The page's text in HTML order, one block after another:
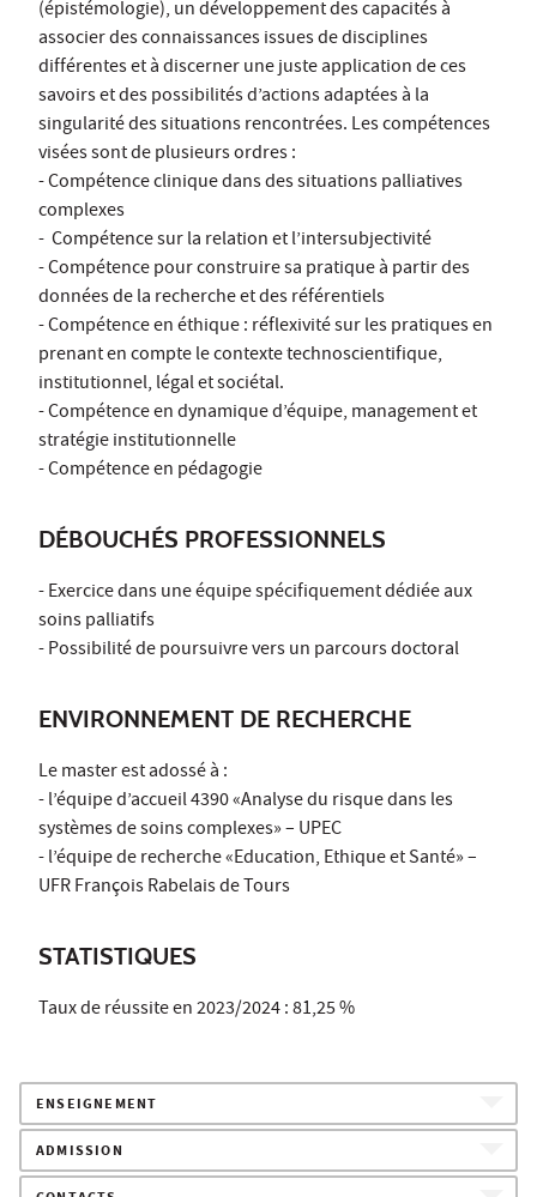
(épistémologie), un développement des capacités à
associer des connaissances issues de disciplines
différentes et à discerner une juste application de ces
savoirs et des possibilités d’actions adaptées à la
singularité des situations rencontrées. Les compétences
visées sont de plusieurs ordres :
- Compétence clinique dans des situations palliatives
complexes
- Compétence sur la relation et l’intersubjectivité
- Compétence pour construire sa pratique à partir des
données de la recherche et des référentiels
- Compétence en éthique : réflexivité sur les pratiques en
prenant en compte le contexte technoscientifique,
institutionnel, légal et sociétal.
- Compétence en dynamique d’équipe, management et
stratégie institutionnelle
- Compétence en pédagogie
DÉBOUCHÉS PROFESSIONNELS
- Exercice dans une équipe spécifiquement dédiée aux
soins palliatifs
- Possibilité de poursuivre vers un parcours doctoral
ENVIRONNEMENT DE RECHERCHE
Le master est adossé à :
- l’équipe d’accueil 4390 «Analyse du risque dans les
systèmes de soins complexes» – UPEC
- l’équipe de recherche «Education, Ethique et Santé» –
UFR François Rabelais de Tours
STATISTIQUES
Taux de réussite en 2023/2024 : 81,25 %
ENSEIGNEMENT
ADMISSION